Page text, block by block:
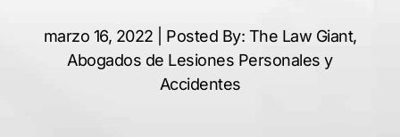
marzo 16, 2022 | Posted By: The Law Giant,
Abogados de Lesiones Personales y
Accidentes